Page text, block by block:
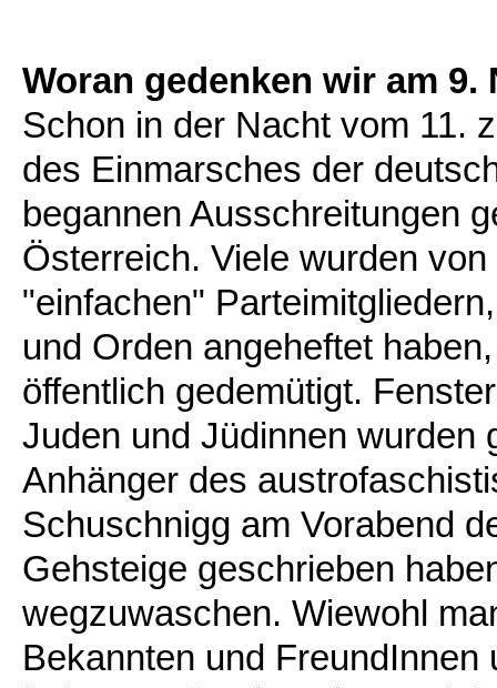
Woran gedenken wir am 9.
Schon in der Nacht vom 11.
des Einmarsches der
begannen Ausschreitungen
Österreich. Viele wurden
"einfachen"
und Orden angeheftet
öffentlich gedemütigt.
Juden und Jüdinnen wurden
Anhänger des
Schuschnigg am Vorabend
Gehsteige geschrieben
wegzuwaschen. Wiewohl
Bekannten und